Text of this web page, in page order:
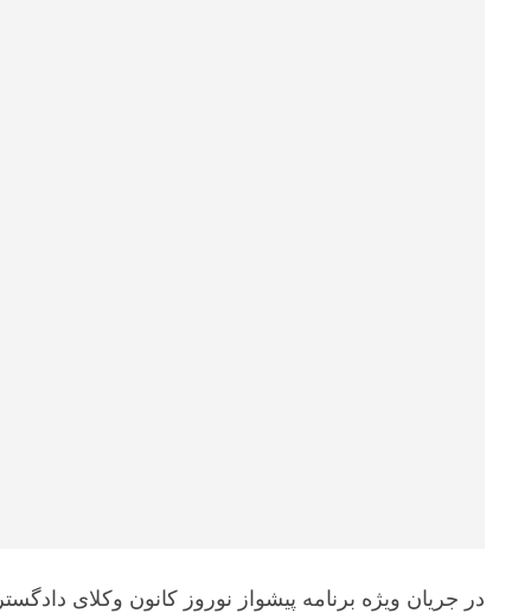
در جریان ویژه برنامه پیشواز نوروز کانون وکلای